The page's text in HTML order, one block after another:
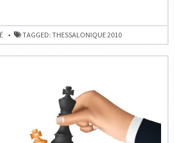
TAGGED:THESSALONIQUE 2010